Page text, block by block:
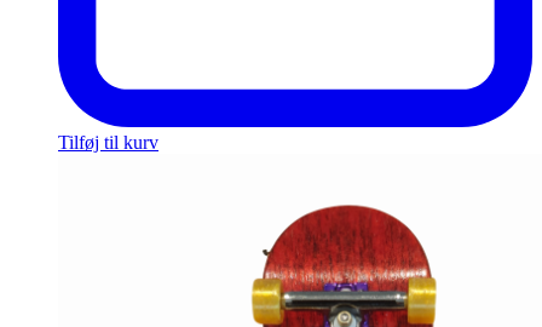
Tilføj til kurv